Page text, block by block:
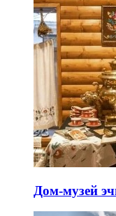
Дом-музей